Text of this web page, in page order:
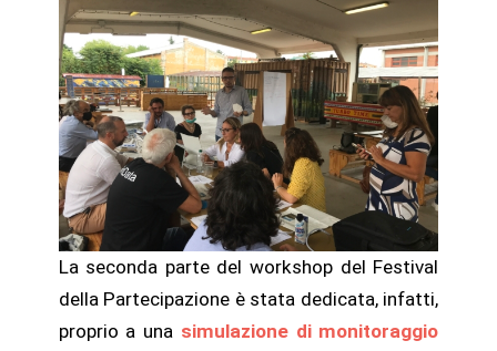
La seconda parte del workshop del Festival
della Partecipazione è stata dedicata, infatti,
proprio a una simulazionedi monitoraggio